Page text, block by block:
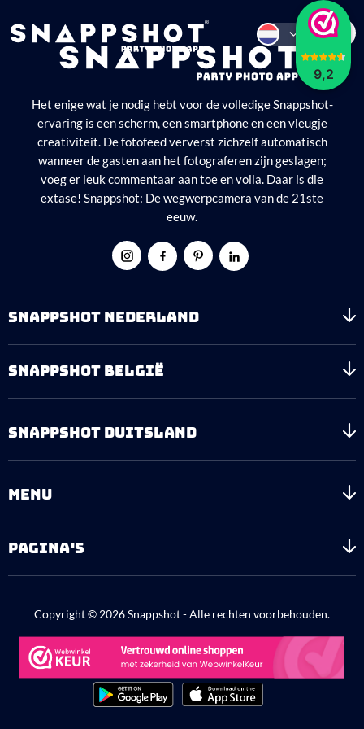
9,2
Het enige wat je nodig hebt voor de volledige Snappshot-
ervaring is een scherm, een smartphone en een vleugje
creativiteit. De fotofeed ververst zichzelf automatisch
wanneer de gasten aan het fotograferen zijn geslagen;
voeg er leuk commentaar aan toe en voila. Daar is die
extase! Snappshot: De wegwerpcamera van de 21ste
eeuw.
SNAPPSHOT NEDERLAND
SNAPPSHOT BELGIË
SNAPPSHOT DUITSLAND
MENU
PAGINA'S
Copyright © 2026 Snappshot - Alle rechten voorbehouden.